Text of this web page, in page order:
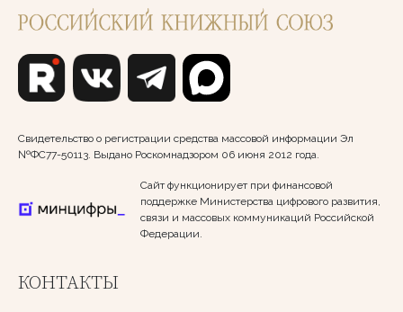
Свидетельство о регистрации средства массовой информации Эл
№ФС77-50113. Выдано Роскомнадзором 06 июня 2012 года.
Сайт функционирует при финансовой
поддержке Министерства цифрового развития,
связи и массовых коммуникаций Российской
Федерации.
КОНТАКТЫ